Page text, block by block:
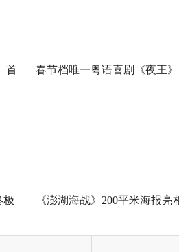
首 春节档唯一粤语喜剧《夜王》
极 《澎湖海战》200平米海报亮